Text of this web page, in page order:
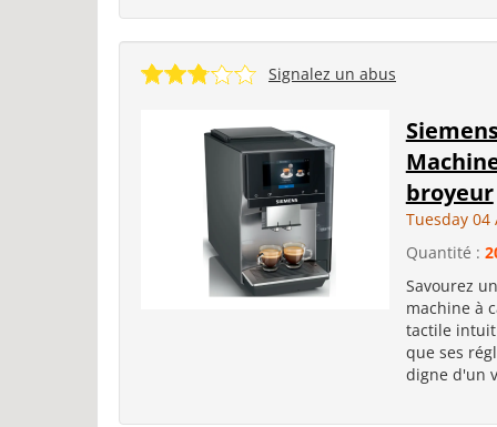
Signalez un abus
broyeur
Tuesday 04
Quantité :
Savourez
machine à
tactile
que ses
digne d'un